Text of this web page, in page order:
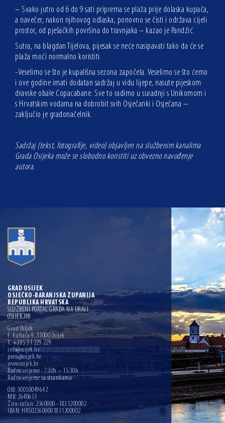
– Svako jutro od 6 do 9 sati priprema se plaža prije dolaska kupača,
a navečer, nakon njihovog odlaska, ponovno se čisti i održava cijeli
prostor, od pješačkih površina do travnjaka – kazao je Pandžić.
Sutra, na blagdan Tijelova, pijesak se neće nasipavati tako da će se
plaža moći normalno koristiti.
-Veselimo se što je kupališna sezona započela. Veselimo se što ćemo
i ove godine imati dodatan sadržaj u vidu lijepe, nasute pijeskom
dravske obale Copacabane. Sve to radimo u suradnji s Unikomom i
s Hrvatskim vodama na dobrobit svih Osječanki i Osječana –
zaključio je gradonačelnik.
Sadržaj (tekst, fotografije, video) objavljen na službenim kanalima
Grada Osijeka može se slobodno koristiti uz obvezno navođenje
autora.
GRAD OSIJEK
OSJEČKO-BARANJSKA ŽUPANIJA
REPUBLIKA HRVATSKA
SLUŽBENI PORTAL GRADA NA DRAVI
OSIJEK.HR
Grad Osijek
F. Kuhača 9, 31000 Osijek
T: +385 31 229 229
info@osijek.hr
press@osijek.hr
www.osijek.hr
Radno vrijeme : 7:30h – 15:30h
Radno vrijeme sa strankama
OIB: 30050049642
MB: 2640651
Žiro-račun: 2360000–1831200002
IBAN: HR5023600001831200002